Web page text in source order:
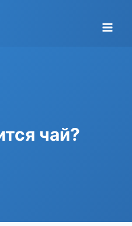
чай?